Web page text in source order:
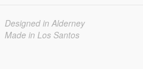
Designed in Alderney
Made in Los Santos